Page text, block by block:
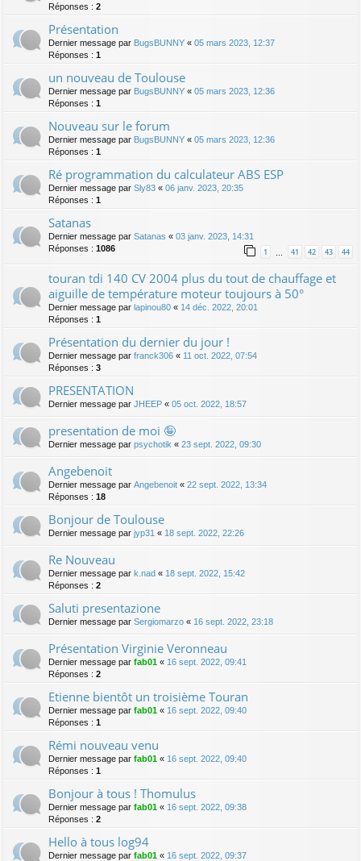
Réponses : 2
Présentation
Dernier message par BugsBUNNY « 05 mars 2023, 12:37
Réponses : 1
un nouveau de Toulouse
Dernier message par BugsBUNNY « 05 mars 2023, 12:36
Réponses : 1
Nouveau sur le forum
Dernier message par BugsBUNNY « 05 mars 2023, 12:36
Réponses : 1
Ré programmation du calculateur ABS ESP
Dernier message par Sly83 « 06 janv. 2023, 20:35
Réponses : 1
Satanas
Dernier message par Satanas « 03 janv. 2023, 14:31
Réponses : 1086 1 41 42 43 44
touran tdi 140 CV 2004 plus du tout de chauffage et
aiguille de température moteur toujours à 50°
Dernier message par lapinou80 « 14 déc. 2022, 20:01
Réponses : 1
Présentation du dernier du jour !
Dernier message par franck306 « 11 oct. 2022, 07:54
Réponses : 3
PRESENTATION
Dernier message par JHEEP « 05 oct. 2022, 18:57
presentation de moi 🤪
Dernier message par psychotik « 23 sept. 2022, 09:30
Angebenoit
Dernier message par Angebenoit « 22 sept. 2022, 13:34
Réponses : 18
Bonjour de Toulouse
Dernier message par jyp31 « 18 sept. 2022, 22:26
Re Nouveau
Dernier message par k.nad « 18 sept. 2022, 15:42
Réponses : 2
Saluti presentazione
Dernier message par Sergiomarzo « 16 sept. 2022, 23:18
Présentation Virginie Veronneau
Dernier message par fab01 « 16 sept. 2022, 09:41
Réponses : 2
Etienne bientôt un troisième Touran
Dernier message par fab01 « 16 sept. 2022, 09:40
Réponses : 1
Rémi nouveau venu
Dernier message par fab01 « 16 sept. 2022, 09:40
Réponses : 1
Bonjour à tous ! Thomulus
Dernier message par fab01 « 16 sept. 2022, 09:38
Réponses : 2
Hello à tous log94
Dernier message par fab01 « 16 sept. 2022, 09:37